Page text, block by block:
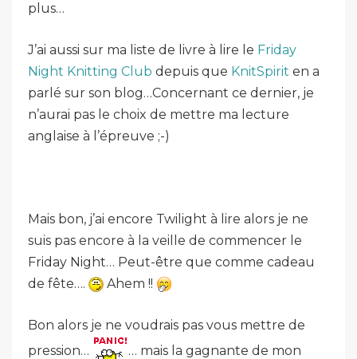
plus…
J’ai aussi sur ma liste de livre à lire le Friday
Night Knitting Club depuis que KnitSpirit en a
parlé sur son blog…Concernant ce dernier, je
n’aurai pas le choix de mettre ma lecture
anglaise à l’épreuve ;-)
Mais bon, j’ai encore Twilight à lire alors je ne
suis pas encore à la veille de commencer le
Friday Night… Peut-être que comme cadeau
de fête….
Ahem !!
Bon alors je ne voudrais pas vous mettre de
pression…
… mais la gagnante de mon